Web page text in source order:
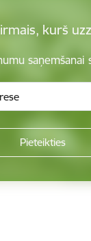
kurš
saņemšanai